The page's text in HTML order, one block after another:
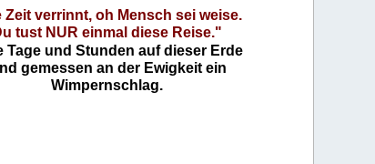
Zeit verrinnt, oh Mensch sei weise.
tust NUR einmal diese Reise."
Tage und Stunden auf dieser Erde
gemessen an der Ewigkeit ein
Wimpernschlag.